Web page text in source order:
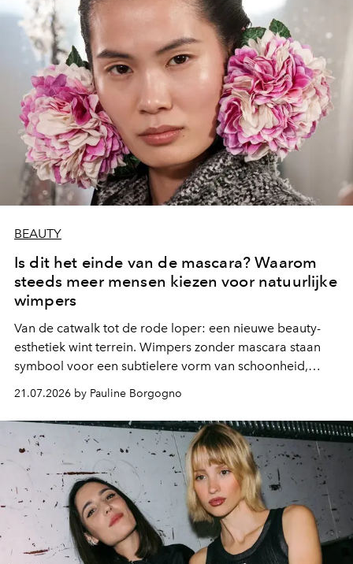
BEAUTY
Is dit het einde van de mascara? Waarom
steeds meer mensen kiezen voor natuurlijke
wimpers
Van de catwalk tot de rode loper: een nieuwe beauty-
esthetiek wint terrein. Wimpers zonder mascara staan
symbool voor een subtielere vorm van schoonheid,
waarin zelfvertrouwen belangrijker is dan een overvloed
aan make-up.
21.07.2026 by Pauline Borgogno